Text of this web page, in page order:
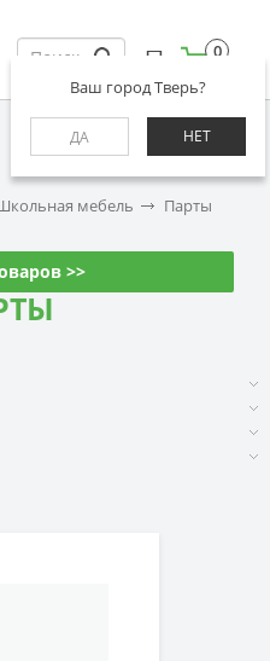
Ваш город Тверь?
ДА НЕТ
0
мебель Парты
>>